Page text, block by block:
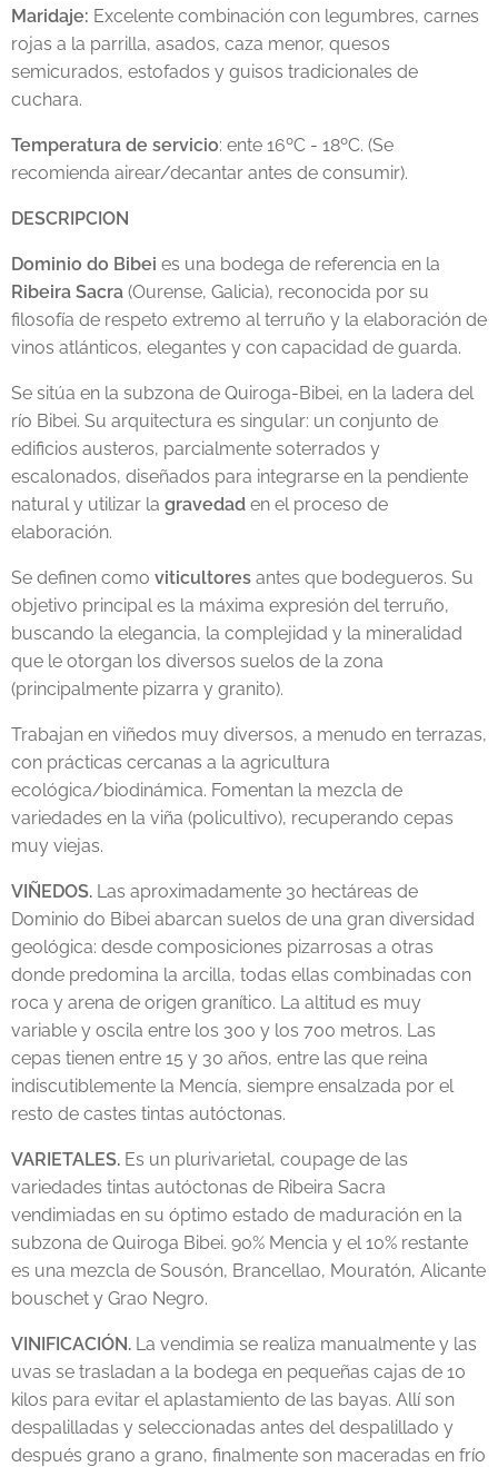
Maridaje: Excelente combinación con legumbres, carnes
rojas a la parrilla, asados, caza menor, quesos
semicurados, estofados y guisos tradicionales de
cuchara.
Temperatura de servicio: ente 16ºC - 18ºC. (Se
recomienda airear/decantar antes de consumir).
DESCRIPCION
Dominio do Bibei es una bodega de referencia en la
Ribeira Sacra (Ourense, Galicia), reconocida por su
filosofía de respeto extremo al terruño y la elaboración de
vinos atlánticos, elegantes y con capacidad de guarda.
Se sitúa en la subzona de Quiroga-Bibei, en la ladera del
río Bibei. Su arquitectura es singular: un conjunto de
edificios austeros, parcialmente soterrados y
escalonados, diseñados para integrarse en la pendiente
natural y utilizar la gravedad en el proceso de
elaboración.
Se definen como viticultores antes que bodegueros. Su
objetivo principal es la máxima expresión del terruño,
buscando la elegancia, la complejidad y la mineralidad
que le otorgan los diversos suelos de la zona
(principalmente pizarra y granito).
Trabajan en viñedos muy diversos, a menudo en terrazas,
con prácticas cercanas a la agricultura
ecológica/biodinámica. Fomentan la mezcla de
variedades en la viña (policultivo), recuperando cepas
muy viejas.
VIÑEDOS. Las aproximadamente 30 hectáreas de
Dominio do Bibei abarcan suelos de una gran diversidad
geológica: desde composiciones pizarrosas a otras
donde predomina la arcilla, todas ellas combinadas con
roca y arena de origen granítico. La altitud es muy
variable y oscila entre los 300 y los 700 metros. Las
cepas tienen entre 15 y 30 años, entre las que reina
indiscutiblemente la Mencía, siempre ensalzada por el
resto de castes tintas autóctonas.
VARIETALES. Es un plurivarietal, coupage de las
variedades tintas autóctonas de Ribeira Sacra
vendimiadas en su óptimo estado de maduración en la
subzona de Quiroga Bibei. 90% Mencia y el 10% restante
es una mezcla de Sousón, Brancellao, Mouratón, Alicante
bouschet y Grao Negro.
VINIFICACIÓN. La vendimia se realiza manualmente y las
uvas se trasladan a la bodega en pequeñas cajas de 10
kilos para evitar el aplastamiento de las bayas. Allí son
despalilladas y seleccionadas antes del despalillado y
después grano a grano, finalmente son maceradas en frío